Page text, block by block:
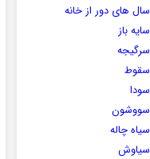
سال های دور از خانه
سایه باز
سرگیجه
سقوط
سودا
سووشون
سیاه چاله
سیاوش